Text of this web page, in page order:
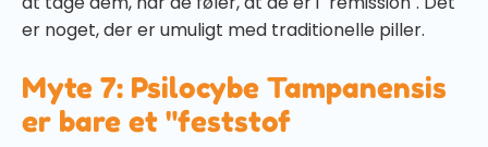
er noget, der er umuligt med traditionelle piller.
Myte 7: Psilocybe Tampanensis
er bare et "feststof